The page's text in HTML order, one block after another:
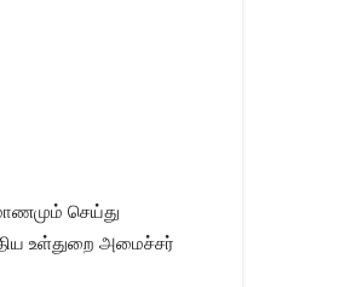
செய்து
உள்துறை அமைச்சர்